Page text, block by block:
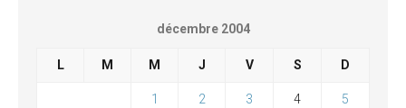
décembre 2004
L M M J V S D
1 2 3 4 5